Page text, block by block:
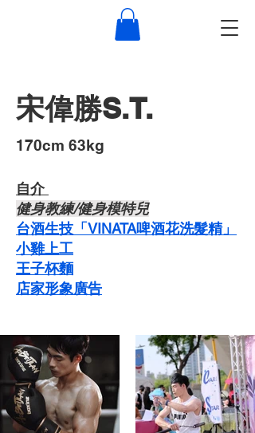
宋偉勝S.T.
​170cm 63kg
自介 ​
​健身教練/健身模特兒
台酒生技「VINATA啤酒花洗髮精」
​小雞上工
​王子杯麵
​店家形象廣告